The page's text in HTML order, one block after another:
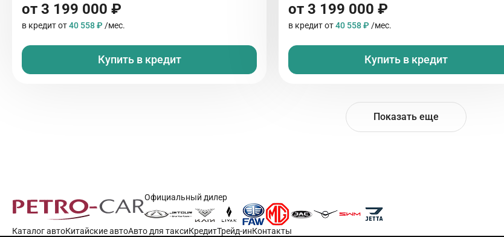
от 3 199 000 ₽
в кредит от40 558 ₽ /мес.
Купить в кредит
от 3 199 000 ₽
в кредит от40 558 ₽ /мес.
Купить в кредит
Показать еще
Официальный дилер
Каталог автоКитайские автоАвто для таксиКредитТрейд-инКонтакты